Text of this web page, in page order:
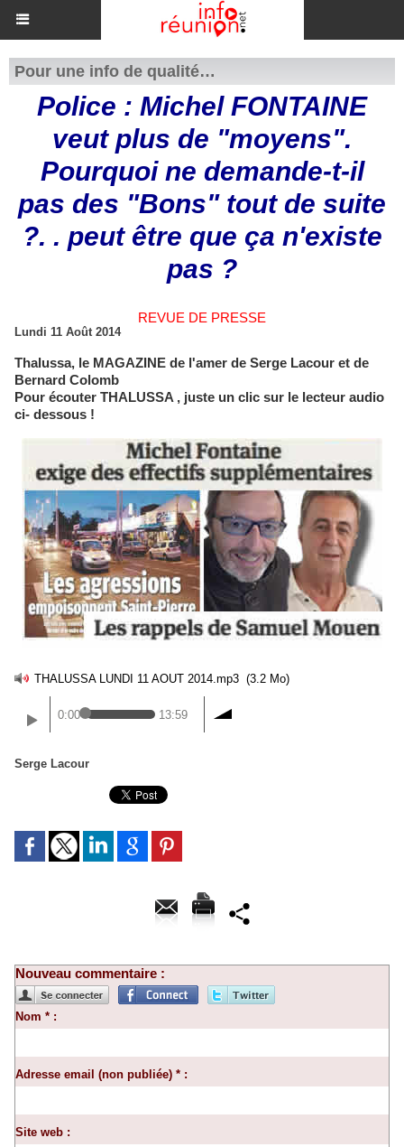
Pour une info de qualité…
Police : Michel FONTAINE
veut plus de "moyens".
Pourquoi ne demande-t-il
pas des "Bons" tout de suite
?. . peut être que ça n'existe
pas ?
REVUE DE PRESSE
Lundi 11 Août 2014
Thalussa, le MAGAZINE de l'amer de Serge Lacour et de
Bernard Colomb
Pour écouter THALUSSA , juste un clic sur le lecteur audio
ci- dessous !
THALUSSA LUNDI 11 AOUT 2014.mp3 (3.2 Mo)
0:00 13:59
Serge Lacour
Nouveau commentaire :
Nom * :
Adresse email (non publiée) * :
Site web :